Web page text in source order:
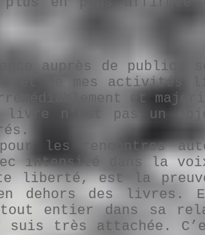
auprès de
et de mes activités
et
livre n’est pas un
les rencontres
intensité dans la
liberté, est la
dehors des livres.
entier dans sa
suis très attachée.